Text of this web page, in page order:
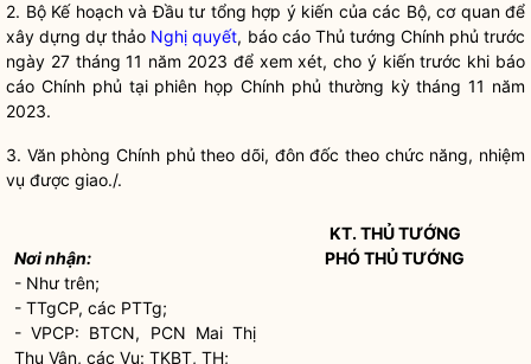
2. Bộ Kế hoạch và Đầu tư tổng hợp ý kiến của các Bộ, cơ quan để
xây dựng dự thảo Nghị quyết, báo cáo Thủ tướng Chính phủ trước
ngày 27 tháng 11 năm 2023 để xem xét, cho ý kiến trước khi báo
cáo Chính phủ tại phiên họp Chính phủ thường kỳ tháng 11 năm
2023.
3. Văn phòng Chính phủ theo dõi, đôn đốc theo chức năng, nhiệm
vụ được giao./.
Nơi nhận:
- Như trên;
- TTgCP, các PTTg;
- VPCP: BTCN, PCN Mai Thị
Thu Vân, các Vụ: TKBT, TH;
KT. THỦ TƯỚNG
PHÓ THỦ TƯỚNG